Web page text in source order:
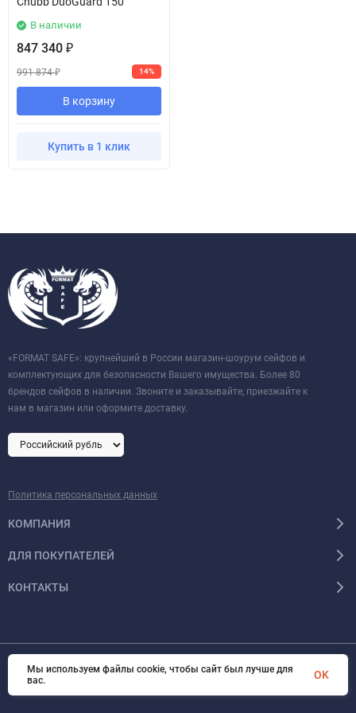
В наличии
847 340 ₽
991 874₽ 14%
В корзину
Купить в 1 клик
«FORMAT SAFE»: крупнейший в России магазин-шоурум сейфов и
комплектующих для безопасности Вашего имущества. Более 80
брендов сейфов в наличии. Звоните и заказывайте, приезжайте к
нам в магазин или оформите доставку.
Политика персональных данных
КОМПАНИЯ
ДЛЯ ПОКУПАТЕЛЕЙ
КОНТАКТЫ
© 2026 Format-safe.ru Все права защищены
Мы используем файлы cookie, чтобы сайт был лучше для
вас.
OK